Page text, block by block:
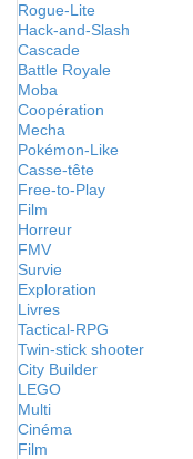
Rogue-Lite
Hack-and-Slash
Cascade
Battle Royale
Moba
Coopération
Mecha
Pokémon-Like
Casse-tête
Free-to-Play
Film
Horreur
FMV
Survie
Exploration
Livres
Tactical-RPG
Twin-stick shooter
City Builder
LEGO
Multi
Cinéma
Film